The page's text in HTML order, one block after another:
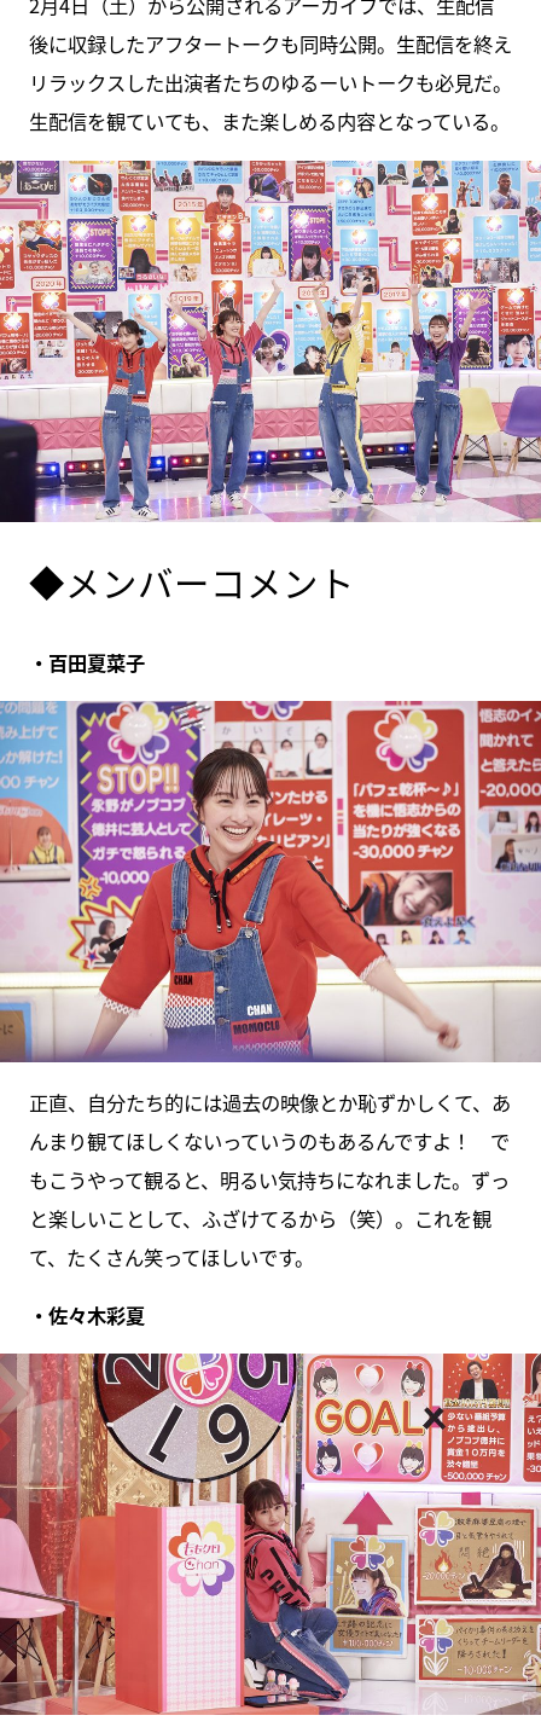
後に収録したアフタートークも同時公開。生配信を終え
リラックスした出演者たちのゆるーいトークも必見だ。
生配信を観ていても、また楽しめる内容となっている。
◆メンバーコメント
・百田夏菜子
正直、自分たち的には過去の映像とか恥ずかしくて、あ
んまり観てほしくないっていうのもあるんですよ！ で
もこうやって観ると、明るい気持ちになれました。ずっ
と楽しいことして、ふざけてるから（笑）。これを観
て、たくさん笑ってほしいです。
・佐々木彩夏